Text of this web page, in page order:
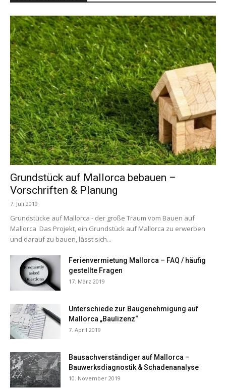
Grundstück auf Mallorca bebauen –
Vorschriften & Planung
7. Juli 2019
Grundstücke auf Mallorca - der große Traum vom Bauen auf
Mallorca Das Projekt, ein Grundstück auf Mallorca zu erwerben
und darauf zu bauen, lässt sich...
Ferienvermietung Mallorca – FAQ / häufig
gestellte Fragen
17. März 2019
Unterschiede zur Baugenehmigung auf
Mallorca „Baulizenz“
7. April 2019
Bausachverständiger auf Mallorca –
Bauwerksdiagnostik & Schadenanalyse
10. November 2019